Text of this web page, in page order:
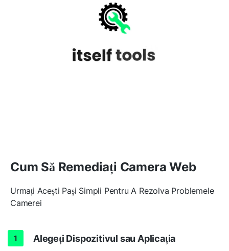
Cum Să Remediați Camera Web
Urmați Acești Pași Simpli Pentru A Rezolva Problemele
Camerei
Alegeți Dispozitivul sau Aplicația